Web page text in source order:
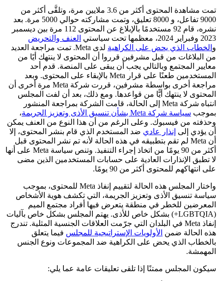
تمت مشاهدة المحتوى أكثر من 3.6 ملايين مرة، وتلقَّى أكثر من
9000 تفاعل، و 8000 تعليق، وتمت مشاركته حوالي 5000 مرة. بعد
نشره، قام 92 مستخدمًا بالإبلاغ عن المحتوى 112 مرة بين ديسمبر
2023 وفبراير 2024، معظمها تحت سياستي
العنف والتحريض
و الخطاب الذي يحض على الكراهية
لدى Meta. تمت مراجعة العديد
من البلاغات من قبل مشرفين قرروا أن المحتوى لا ينتهك أيًا من
معايير المجتمع وبالتالي يجب أن يبقى على المنصة. قدم أحد
المستخدمين طعنًا على قرار Meta بالإبقاء على المحتوى. وبعد
مراجعة أخرى بواسطة مشرفين، قررت شركة Meta مرة أخرى أن
المحتوى لا ينتهك أيًّا من قواعدها. ومع ذلك، بعد أن لفت المجلس
انتباه شركة Meta إلى الحالة، قامت الشركة بمراجعة المنشور
بموجب سياسة شركة Meta بشأن تنسيق الأذى وتعزيز الجريمة
،
وحذفته من فيسبوك. وعلى الرغم من أن هذا النوع من العنف يمكن
أن يؤدي إلى إنذار عادي ضد المستخدم الذي قام بنشر المحتوى، إلا
أن Meta لم تقم بتطبيقه في هذه الحالة لأنه تم نشر المحتوى قبل
أكثر من 90 يومًا من اتخاذ إجراء التنفيذ. وتنص سياسة Meta على أنها
لا تطبق الإنذارات العادية على حسابات المستخدمين الذين مضى
على انتهاكهم للمحتوى أكثر من 90 يومًا.
واختار المجلس هذه الحالة لتقييم إنفاذ Meta للمحتوى، بموجب
سياسة تنسيق الأذى وتعزيز الجريمة، التي تكشف هوية الأشخاص
المعرضين للخطر في منطقة يتعرض فيها أفراد مجتمع الميم
(LGBTQIA+) بشكل خاص للأذى. يهتم المجلس بشكل خاص بآليات
إنفاذ Meta في البلدان التي جرّمت العلاقات الجنسية المثلية. تندرج
هذه الحالة ضمن الأولويات الإستراتيجية للمجلس فيما يتعلق
بالخطاب الذي يحض على الكراهية ضد المجموعات ونوع الجنس
المهمشة.
سيكون المجلس ممتنًا إذا تلقى تعليقات عامة عما يلي: